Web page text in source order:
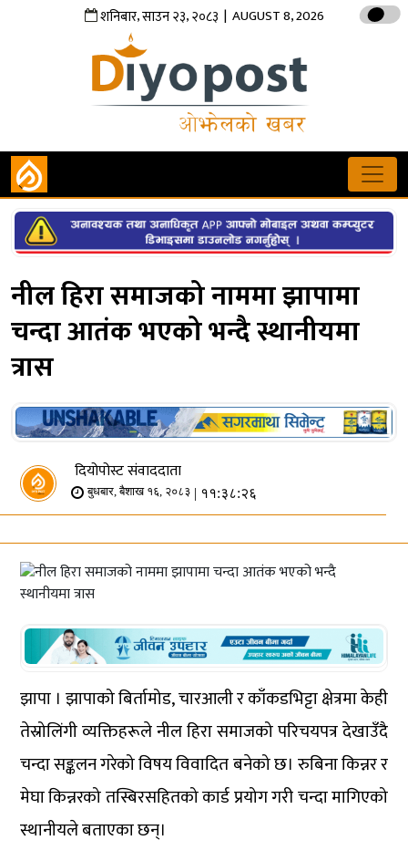
शनिबार,साउन२३,२०८३ | AUGUST 8, 2026
नील हिरा समाजको नाममा झापामा
चन्दा आतंक भएको भन्दै स्थानीयमा
त्रास
दियोपोस्ट संवाददाता
बुधबार, बैशाख १६, २०८३ | ११:३८:२६
झापा । झापाको बिर्तामोड, चारआली र काँकडभिट्टा क्षेत्रमा केही
तेस्रोलिंगी व्यक्तिहरूले नील हिरा समाजको परिचयपत्र देखाउँदै
चन्दा सङ्कलन गरेको विषय विवादित बनेको छ। रुबिना किन्नर र
मेघा किन्नरको तस्बिरसहितको कार्ड प्रयोग गरी चन्दा मागिएको
स्थानीयले बताएका छन्।